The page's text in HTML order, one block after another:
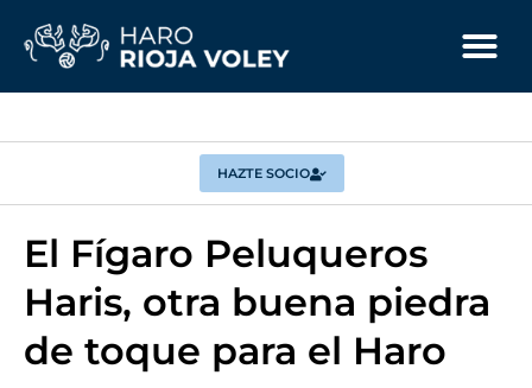
HAZTE SOCIO
El Fígaro Peluqueros
Haris, otra buena piedra
de toque para el Haro